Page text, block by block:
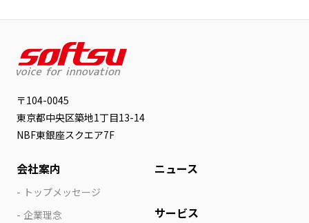
〒104-0045
東京都中央区築地1丁目13-14
NBF東銀座スクエア7F
会社案内
トップメッセージ
企業理念
ニュース
サービス